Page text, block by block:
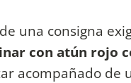
una consigna
con atún rojo
acompañado de